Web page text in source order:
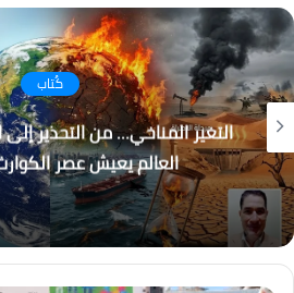
كُتاب
التغير المناخي… من التحذير
العالم يعيش عصر